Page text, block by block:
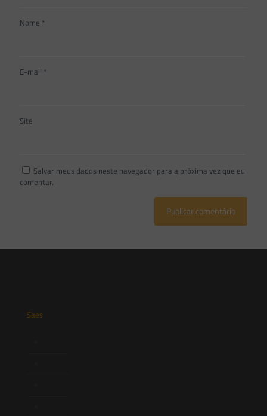
Nome *
E-mail *
Site
Salvar meus dados neste navegador para a próxima vez que eu
comentar.
Saes